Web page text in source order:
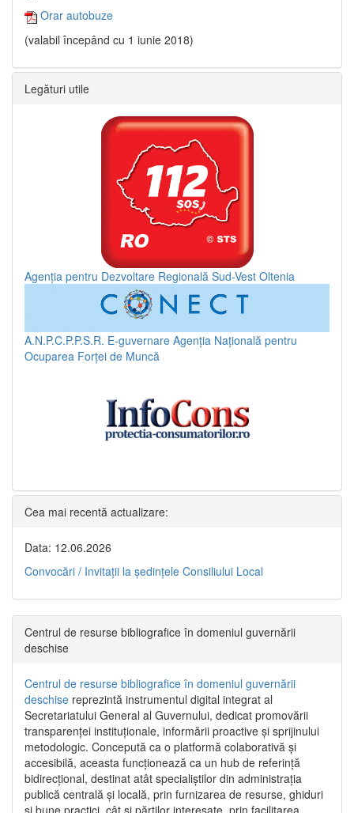
Orar autobuze
(valabil începând cu 1 iunie 2018)
Legături utile
Agenția pentru Dezvoltare Regională Sud-Vest Oltenia
A.N.P.C.P.P.S.R. E-guvernare Agenția Națională pentru
Ocuparea Forței de Muncă
Cea mai recentă actualizare:
Data: 12.06.2026
Convocări / Invitaţii la şedinţele Consiliului Local
Centrul de resurse bibliografice în domeniul guvernării
deschise
Centrul de resurse bibliografice în domeniul guvernării
deschise reprezintă instrumentul digital integrat al
Secretariatului General al Guvernului, dedicat promovării
transparenței instituționale, informării proactive și sprijinului
metodologic. Concepută ca o platformă colaborativă și
accesibilă, aceasta funcționează ca un hub de referință
bidirecțional, destinat atât specialiștilor din administrația
publică centrală și locală, prin furnizarea de resurse, ghiduri
și bune practici, cât și părților interesate, prin facilitarea